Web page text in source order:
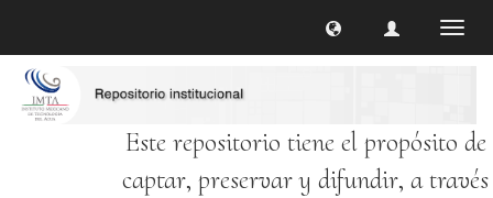
Este repositorio tiene el propósito de
captar, preservar y difundir, a través